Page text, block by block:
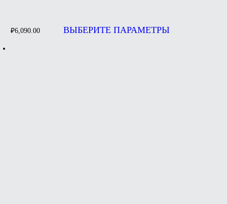
₽6,090.00 ВЫБЕРИТЕ ПАРАМЕТРЫ